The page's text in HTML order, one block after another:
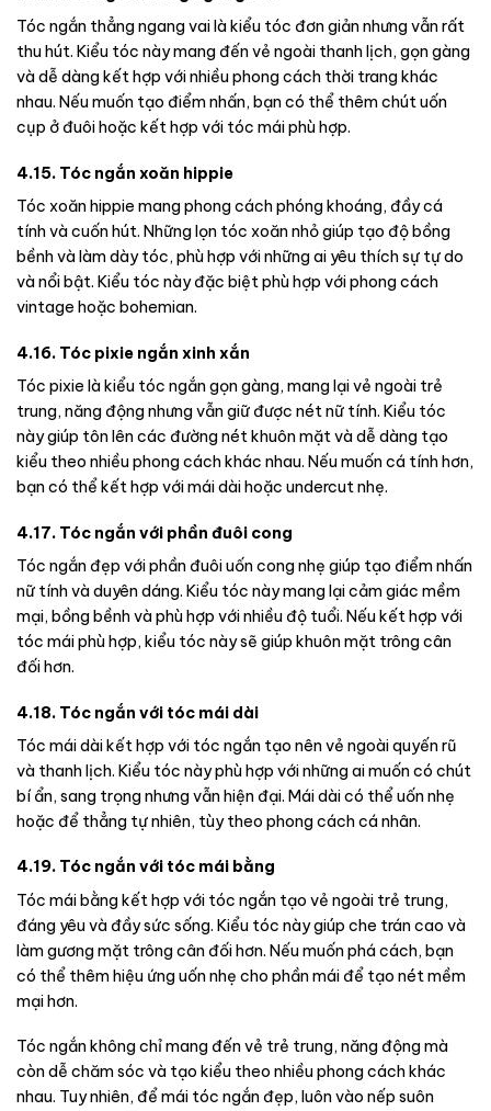
Tóc ngắn thẳng ngang vai là kiểu tóc đơn giản nhưng vẫn rất
thu hút. Kiểu tóc này mang đến vẻ ngoài thanh lịch, gọn gàng
và dễ dàng kết hợp với nhiều phong cách thời trang khác
nhau. Nếu muốn tạo điểm nhấn, bạn có thể thêm chút uốn
cụp ở đuôi hoặc kết hợp với tóc mái phù hợp.
4.15. Tóc ngắn xoăn hippie
Tóc xoăn hippie mang phong cách phóng khoáng, đầy cá
tính và cuốn hút. Những lọn tóc xoăn nhỏ giúp tạo độ bồng
bềnh và làm dày tóc, phù hợp với những ai yêu thích sự tự do
và nổi bật. Kiểu tóc này đặc biệt phù hợp với phong cách
vintage hoặc bohemian.
4.16. Tóc pixie ngắn xinh xắn
Tóc pixie là kiểu tóc ngắn gọn gàng, mang lại vẻ ngoài trẻ
trung, năng động nhưng vẫn giữ được nét nữ tính. Kiểu tóc
này giúp tôn lên các đường nét khuôn mặt và dễ dàng tạo
kiểu theo nhiều phong cách khác nhau. Nếu muốn cá tính hơn,
bạn có thể kết hợp với mái dài hoặc undercut nhẹ.
4.17. Tóc ngắn với phần đuôi cong
Tóc ngắn đẹp với phần đuôi uốn cong nhẹ giúp tạo điểm nhấn
nữ tính và duyên dáng. Kiểu tóc này mang lại cảm giác mềm
mại, bồng bềnh và phù hợp với nhiều độ tuổi. Nếu kết hợp với
tóc mái phù hợp, kiểu tóc này sẽ giúp khuôn mặt trông cân
đối hơn.
4.18. Tóc ngắn với tóc mái dài
Tóc mái dài kết hợp với tóc ngắn tạo nên vẻ ngoài quyến rũ
và thanh lịch. Kiểu tóc này phù hợp với những ai muốn có chút
bí ẩn, sang trọng nhưng vẫn hiện đại. Mái dài có thể uốn nhẹ
hoặc để thẳng tự nhiên, tùy theo phong cách cá nhân.
4.19. Tóc ngắn với tóc mái bằng
Tóc mái bằng kết hợp với tóc ngắn tạo vẻ ngoài trẻ trung,
đáng yêu và đầy sức sống. Kiểu tóc này giúp che trán cao và
làm gương mặt trông cân đối hơn. Nếu muốn phá cách, bạn
có thể thêm hiệu ứng uốn nhẹ cho phần mái để tạo nét mềm
mại hơn.
Tóc ngắn không chỉ mang đến vẻ trẻ trung, năng động mà
còn dễ chăm sóc và tạo kiểu theo nhiều phong cách khác
nhau. Tuy nhiên, để mái tóc ngắn đẹp, luôn vào nếp suôn